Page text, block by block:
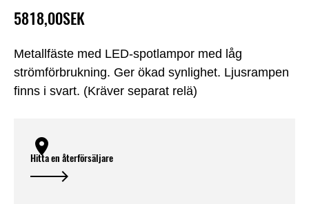
Metallfäste med LED‑spotlampor med låg
strömförbrukning. Ger ökad synlighet. Ljusrampen
finns i svart. (Kräver separat relä)
5818,00SEK
Hitta en återförsäljare